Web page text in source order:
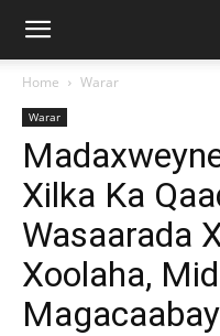
Home Warar
Warar
Xilka Ka
Wasaarada
Xoolaha,
Magacaabay